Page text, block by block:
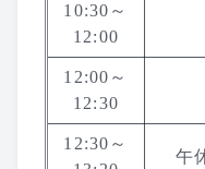
2020上課
2019 上課
2018 上課
10:30～
12:00
12:00～
12:30
12:30～
午